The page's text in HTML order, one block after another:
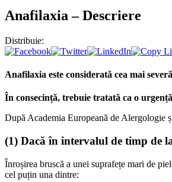
Anafilaxia – Descriere
Distribuie:
Anafilaxia este considerată cea mai
În consecință, trebuie tratată ca o
După Academia Europeană de Alergologie
(1) Dacă în intervalul de timp de
Înroșirea bruscă a unei suprafețe mari de
cel puțin una dintre: